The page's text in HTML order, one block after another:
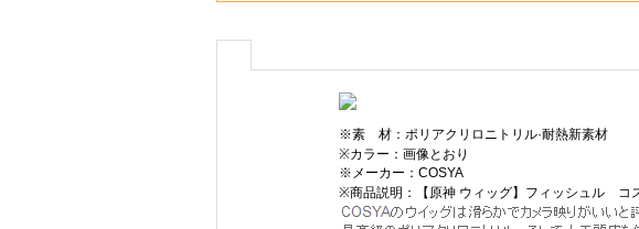
※素 材：ポリアクリロニトリル·耐熱新素材
※カラー：画像とおり
※メーカー：COSYA
※商品説明：【原神 ウィッグ】フィッシュル コ